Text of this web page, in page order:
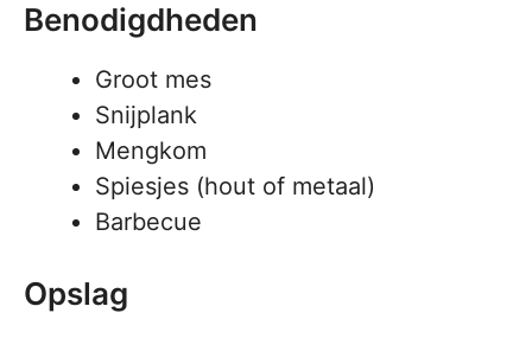
Benodigdheden
Groot mes
Snijplank
Mengkom
Spiesjes (hout of metaal)
Barbecue
Opslag